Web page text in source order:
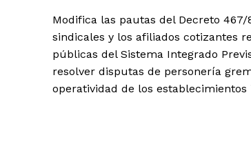
Modifica las pautas del Decreto
sindicales y los afiliados cotizantes
públicas del Sistema Integrado
resolver disputas de personería
operatividad de los